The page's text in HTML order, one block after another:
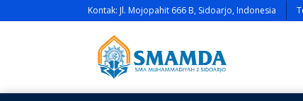
Kontak: Jl. Mojopahit 666 B, Sidoarjo, Indonesia